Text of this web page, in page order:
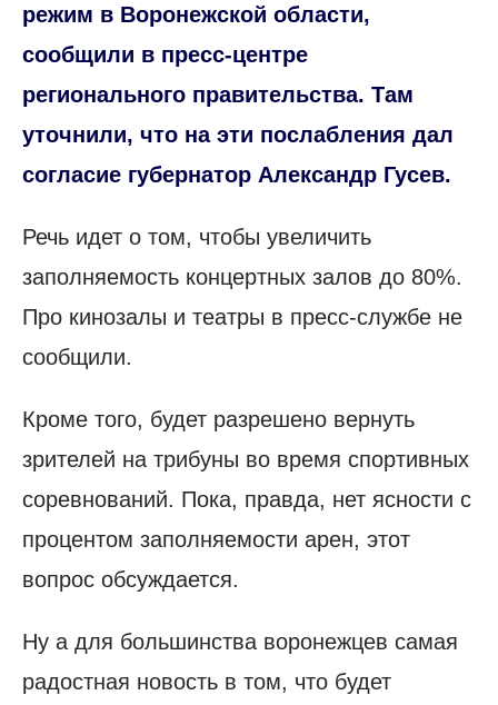
режим в Воронежской области,
сообщили в пресс-центре
регионального правительства. Там
уточнили, что на эти послабления дал
согласие губернатор Александр Гусев.
Речь идет о том, чтобы увеличить
заполняемость концертных залов до 80%.
Про кинозалы и театры в пресс-службе не
сообщили.
Кроме того, будет разрешено вернуть
зрителей на трибуны во время спортивных
соревнований. Пока, правда, нет ясности с
процентом заполняемости арен, этот
вопрос обсуждается.
Ну а для большинства воронежцев самая
радостная новость в том, что будет